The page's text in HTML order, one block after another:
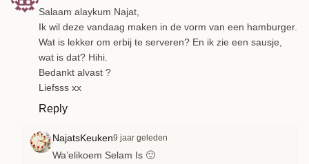
Salaam alaykum Najat,
Ik wil deze vandaag maken in de vorm van een hamburger.
Wat is lekker om erbij te serveren? En ik zie een sausje,
wat is dat? Hihi.
Bedankt alvast ?
Liefsss xx
Reply
NajatsKeuken9 jaar geleden
Wa’elikoem Selam Is 🙂